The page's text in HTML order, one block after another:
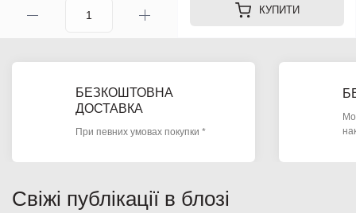
КУПИТИ
БЕЗКОШТОВНА
ДОСТАВКА
При певних умовах покупки *
Свіжі публікації в блозі